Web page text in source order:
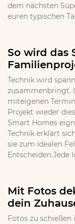
dem nächsten
euren typischen
So wird das
Technik wird
zusammenbringt.
miteigenen
Projekt wieder
Smart Homes
Technik erklärt
sie zum idealen
Entscheiden.Jede
Mit Fotos
dein
Fotos zu